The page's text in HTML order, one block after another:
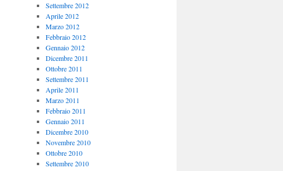
Settembre 2012
Aprile 2012
Marzo 2012
Febbraio 2012
Gennaio 2012
Dicembre 2011
Ottobre 2011
Settembre 2011
Aprile 2011
Marzo 2011
Febbraio 2011
Gennaio 2011
Dicembre 2010
Novembre 2010
Ottobre 2010
Settembre 2010